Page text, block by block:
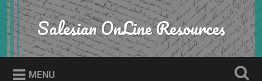
Skip
to
content
Search Salesian OnLine Resources
MENU